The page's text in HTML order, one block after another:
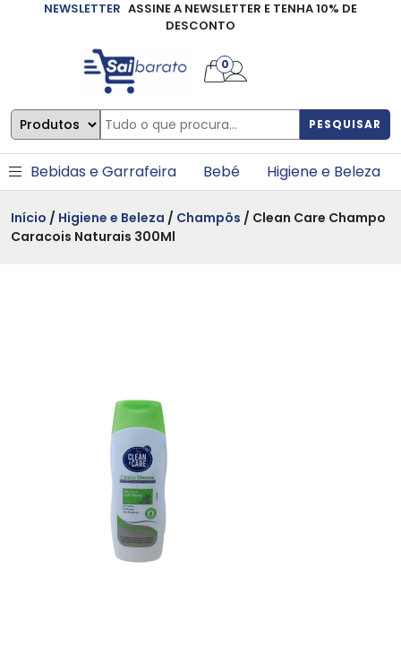
NEWSLETTER ASSINE A NEWSLETTER E TENHA 10% DE
DESCONTO
PESQUISAR
0
Bebidas e Garrafeira Bebé Higiene e Beleza
Início / Higiene e Beleza / Champôs / Clean Care Champo
Caracois Naturais 300Ml